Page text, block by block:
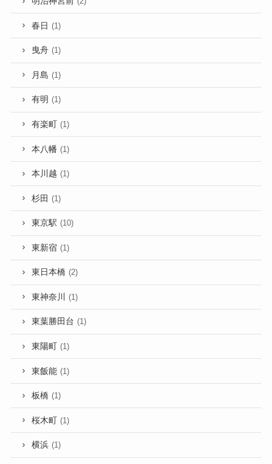
春日 (1)
曳舟 (1)
月島 (1)
有明 (1)
有楽町 (1)
本八幡 (1)
本川越 (1)
杉田 (1)
東京駅 (10)
東新宿 (1)
東日本橋 (2)
東神奈川 (1)
東葉勝田台 (1)
東陽町 (1)
東飯能 (1)
板橋 (1)
桜木町 (1)
横浜 (1)